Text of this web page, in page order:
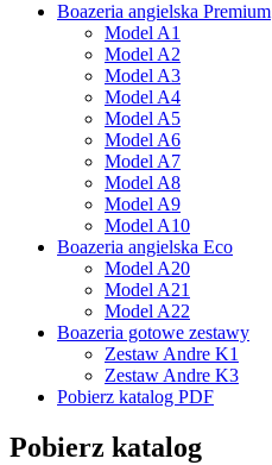
Boazeria angielska Premium
Model A1
Model A2
Model A3
Model A4
Model A5
Model A6
Model A7
Model A8
Model A9
Model A10
Boazeria angielska Eco
Model A20
Model A21
Model A22
Boazeria gotowe zestawy
Zestaw Andre K1
Zestaw Andre K3
Pobierz katalog PDF
Pobierz katalog